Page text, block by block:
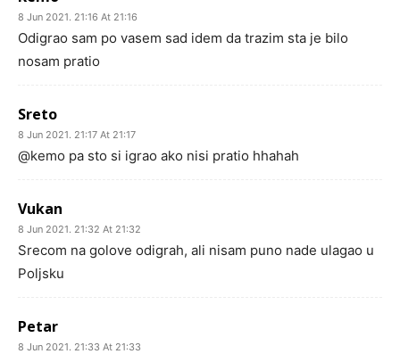
8 Jun 2021. 21:16 At 21:16
Odigrao sam po vasem sad idem da trazim sta je bilo
nosam pratio
Sreto
8 Jun 2021. 21:17 At 21:17
@kemo pa sto si igrao ako nisi pratio hhahah
Vukan
8 Jun 2021. 21:32 At 21:32
Srecom na golove odigrah, ali nisam puno nade ulagao u
Poljsku
Petar
8 Jun 2021. 21:33 At 21:33